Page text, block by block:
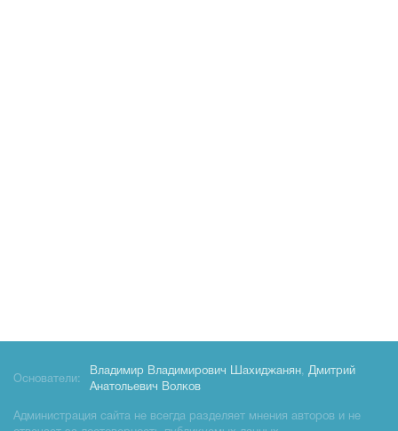
Основатели:
Владимир Владимирович Шахиджанян, Дмитрий
Анатольевич Волков
Администрация сайта не всегда разделяет мнения авторов и не